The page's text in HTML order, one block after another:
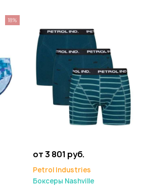
18%
от 3 801 руб.
Petrol Industries
Боксеры Nashville